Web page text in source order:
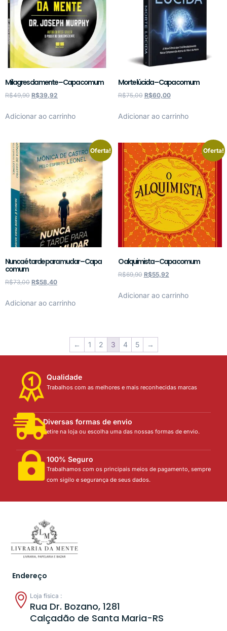
Milagres da mente – Capa comum
R$49,90 R$39,92
Adicionar ao carrinho
Morte lúcida – Capa comum
R$75,00 R$60,00
Adicionar ao carrinho
Oferta!
Nunca é tarde para mudar – Capa
comum
R$73,00 R$58,40
Adicionar ao carrinho
Oferta!
O alquimista – Capa comum
R$69,90 R$55,92
Adicionar ao carrinho
← 1 2 3 4 5 →
Qualidade
Trabalhos com as melhores e mais reconhecidas marcas
Diversas formas de envio
Retire na loja ou escolha uma das nossas formas de envio.
100% Seguro
Trabalhamos com os principais meios de pagamento, sempre
com sigilo e segurança de seus dados.
Endereço
Loja física :
Rua Dr. Bozano, 1281
Calçadão de Santa Maria-RS